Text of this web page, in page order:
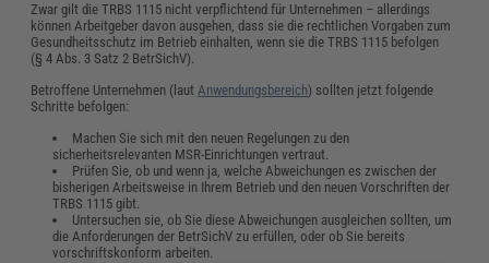
Zwar gilt die TRBS 1115 nicht verpflichtend für Unternehmen – allerdings
können Arbeitgeber davon ausgehen, dass sie die rechtlichen Vorgaben zum
Gesundheitsschutz im Betrieb einhalten, wenn sie die TRBS 1115 befolgen
(§ 4 Abs. 3 Satz 2 BetrSichV).
Betroffene Unternehmen (lautAnwendungsbereich) sollten jetzt folgende
Schritte befolgen:
Machen Sie sich mit den neuen Regelungen zu den
sicherheitsrelevanten MSR-Einrichtungen vertraut.
Prüfen Sie, ob und wenn ja, welche Abweichungen es zwischen der
bisherigen Arbeitsweise in Ihrem Betrieb und den neuen Vorschriften der
TRBS 1115 gibt.
Untersuchen sie, ob Sie diese Abweichungen ausgleichen sollten, um
die Anforderungen der BetrSichV zu erfüllen, oder ob Sie bereits
vorschriftskonform arbeiten.